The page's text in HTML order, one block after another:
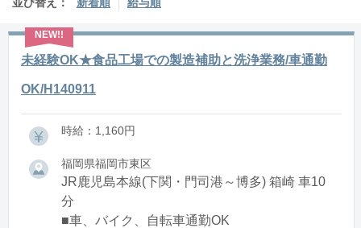
未経験OK★食品工場での製造補助と洗浄業務/車通勤
OK/H140911
時給：1,160円
福岡県福岡市東区
JR鹿児島本線(下関・門司港～博多) 箱崎 車10
分
■車、バイク、自転車通勤OK